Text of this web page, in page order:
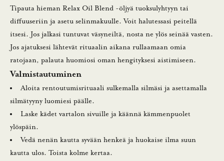
Tipauta hieman Relax Oil Blend -öljyä tuoksulyhtyyn tai
diffuuseriin ja asetu selinmakuulle. Voit halutessasi peitellä
itsesi. Jos jalkasi tuntuvat väsyneiltä, nosta ne ylös seinää vasten.
Jos ajatuksesi lähtevät rituaalin aikana rullaamaan omia
ratojaan, palauta huomiosi oman hengityksesi aistimiseen.
Valmistautuminen
Aloita rentoutumisrituaali sulkemalla silmäsi ja asettamalla
silmätyyny luomiesi päälle.
Laske kädet vartalon sivuille ja käännä kämmenpuolet
ylöspäin.
Vedä nenän kautta syvään henkeä ja huokaise ilma suun
kautta ulos. Toista kolme kertaa.